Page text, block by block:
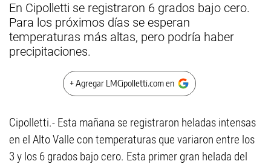
En Cipolletti se registraron 6 grados bajo cero.
Para los próximos días se esperan
temperaturas más altas, pero podría haber
precipitaciones.
+ Agregar LMCipolletti.com en
Cipolletti.- Esta mañana se registraron heladas intensas
en el Alto Valle con temperaturas que variaron entre los
3 y los 6 grados bajo cero. Esta primer gran helada del